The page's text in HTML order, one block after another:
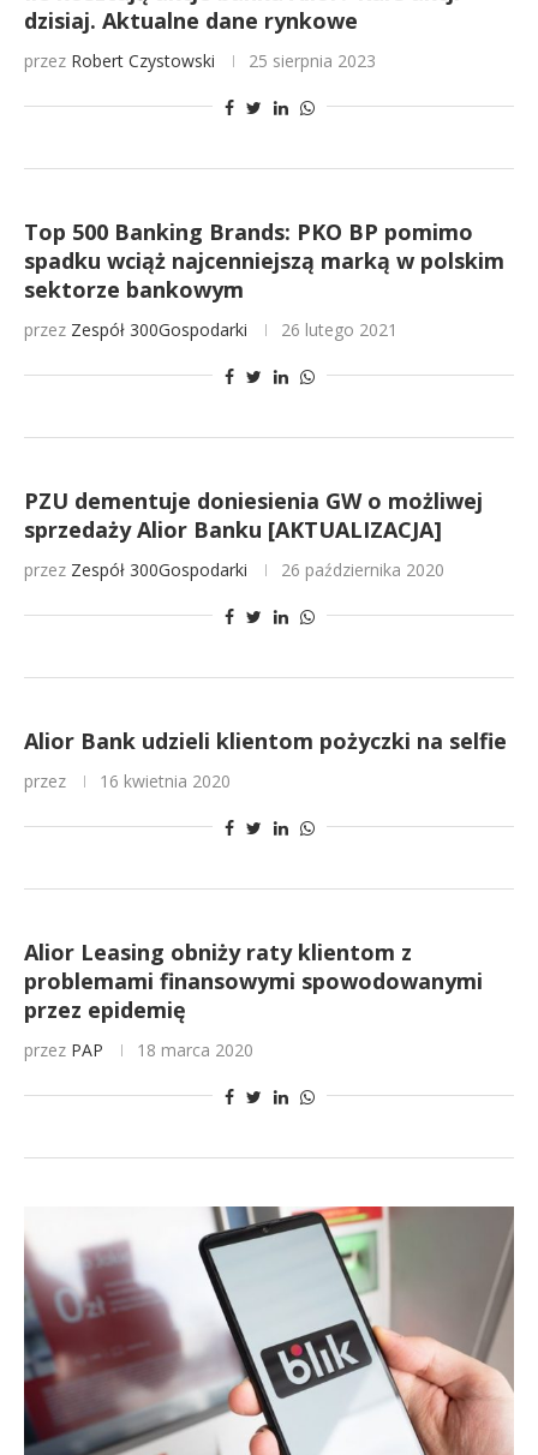
dzisiaj. Aktualne dane rynkowe
przez Robert Czystowski 25 sierpnia 2023
Top 500 Banking Brands: PKO BP pomimo
spadku wciąż najcenniejszą marką w polskim
sektorze bankowym
przez Zespół 300Gospodarki 26 lutego 2021
PZU dementuje doniesienia GW o możliwej
sprzedaży Alior Banku [AKTUALIZACJA]
przez Zespół 300Gospodarki 26 października 2020
Alior Bank udzieli klientom pożyczki na selfie
przez 16 kwietnia 2020
Alior Leasing obniży raty klientom z
problemami finansowymi spowodowanymi
przez epidemię
przez PAP 18 marca 2020